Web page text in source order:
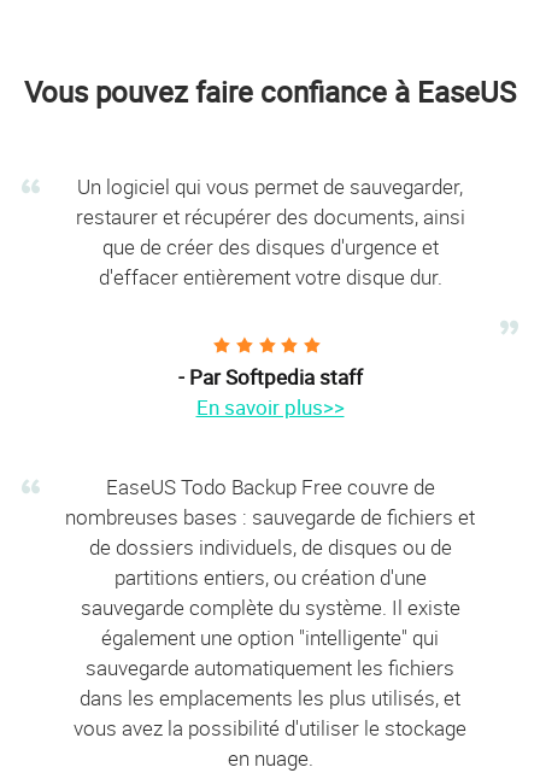
Vous pouvez faire confiance à EaseUS
Un logiciel qui vous permet de sauvegarder,
restaurer et récupérer des documents, ainsi
que de créer des disques d'urgence et
d'effacer entièrement votre disque dur.
    
- Par Softpedia staff
En savoir plus>>
EaseUS Todo Backup Free couvre de
nombreuses bases : sauvegarde de fichiers et
de dossiers individuels, de disques ou de
partitions entiers, ou création d'une
sauvegarde complète du système. Il existe
également une option "intelligente" qui
sauvegarde automatiquement les fichiers
dans les emplacements les plus utilisés, et
vous avez la possibilité d'utiliser le stockage
en nuage.